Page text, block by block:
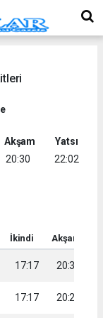
Akşam
20:30
Yatsı
22:02
İkindi Akşam
17:17 20:30
17:17 20:29